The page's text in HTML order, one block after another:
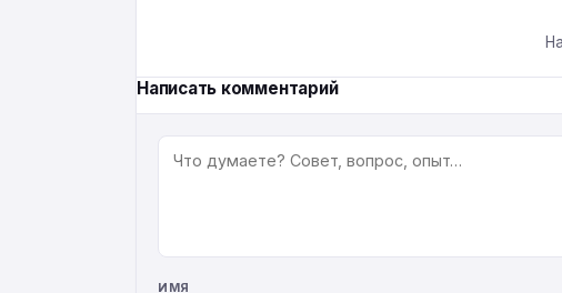
Написать комментарий
КОММЕНТАРИЙ
ИМЯ